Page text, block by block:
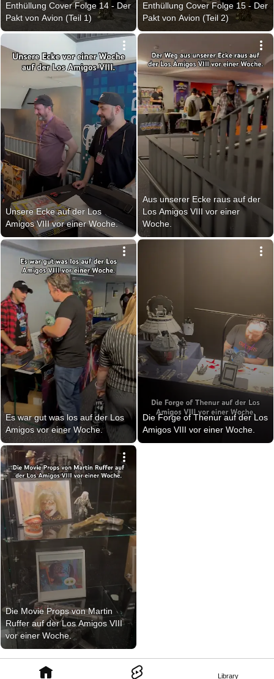
Library
Enthüllung Cover Folge 14 - Der
Pakt von Avion (Teil 1)
Enthüllung Cover Folge 15 - Der
Pakt von Avion (Teil 2)
Unsere Ecke auf der Los
Amigos VIII vor einer Woche.
Aus unserer Ecke raus auf der
Los Amigos VIII vor einer
Woche.
Es war gut was los auf der Los
Amigos vor einer Woche.
Die Forge of Thenur auf der Los
Amigos VIII vor einer Woche.
Die Movie Props von Martin
Ruffer auf der Los Amigos VIII
vor einer Woche.